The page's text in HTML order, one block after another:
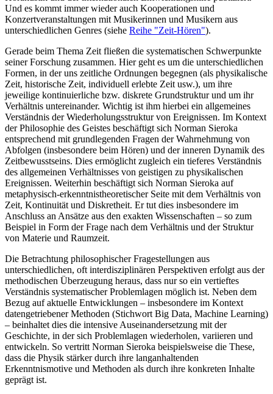
Und es kommt immer wieder auch Kooperationen und
Konzertveranstaltungen mit Musikerinnen und Musikern aus
unterschiedlichen Genres (siehe Reihe "Zeit-Hören").
Gerade beim Thema Zeit fließen die systematischen Schwerpunkte
seiner Forschung zusammen. Hier geht es um die unterschiedlichen
Formen, in der uns zeitliche Ordnungen begegnen (als physikalische
Zeit, historische Zeit, individuell erlebte Zeit usw.), um ihre
jeweilige kontinuierliche bzw. diskrete Grundstruktur und um ihr
Verhältnis untereinander. Wichtig ist ihm hierbei ein allgemeines
Verständnis der Wiederholungsstruktur von Ereignissen. Im Kontext
der Philosophie des Geistes beschäftigt sich Norman Sieroka
entsprechend mit grundlegenden Fragen der Wahrnehmung von
Abfolgen (insbesondere beim Hören) und der inneren Dynamik des
Zeitbewusstseins. Dies ermöglicht zugleich ein tieferes Verständnis
des allgemeinen Verhältnisses von geistigen zu physikalischen
Ereignissen. Weiterhin beschäftigt sich Norman Sieroka auf
metaphysisch-erkenntnistheoretischer Seite mit dem Verhältnis von
Zeit, Kontinuität und Diskretheit. Er tut dies insbesondere im
Anschluss an Ansätze aus den exakten Wissenschaften – so zum
Beispiel in Form der Frage nach dem Verhältnis und der Struktur
von Materie und Raumzeit.
Die Betrachtung philosophischer Fragestellungen aus
unterschiedlichen, oft interdisziplinären Perspektiven erfolgt aus der
methodischen Überzeugung heraus, dass nur so ein vertieftes
Verständnis systematischer Problemlagen möglich ist. Neben dem
Bezug auf aktuelle Entwicklungen – insbesondere im Kontext
datengetriebener Methoden (Stichwort Big Data, Machine Learning)
– beinhaltet dies die intensive Auseinandersetzung mit der
Geschichte, in der sich Problemlagen wiederholen, variieren und
entwickeln. So vertritt Norman Sieroka beispielsweise die These,
dass die Physik stärker durch ihre langanhaltenden
Erkenntnismotive und Methoden als durch ihre konkreten Inhalte
geprägt ist.